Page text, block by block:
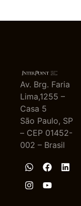
Av. Brg. Faria
Lima,1255 –
Casa 5
São Paulo, SP
– CEP 01452-
002 – Brasil